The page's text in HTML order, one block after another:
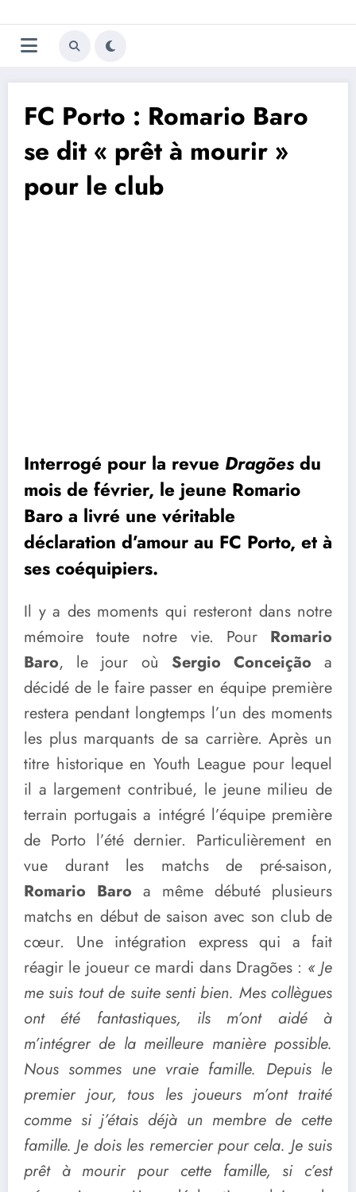
au
contenu
Trivela
L'actualité du football
FC Porto : Romario Baro
se dit « prêt à mourir »
pour le club
Interrogé pour la revue Dragões du
mois de février, le jeune Romario
Baro a livré une véritable
déclaration d’amour au FC Porto, et à
ses coéquipiers.
Il y a des moments qui resteront dans notre
mémoire toute notre vie. Pour Romario
Baro, le jour où Sergio Conceição a
décidé de le faire passer en équipe première
restera pendant longtemps l’un des moments
les plus marquants de sa carrière. Après un
titre historique en Youth League pour lequel
il a largement contribué, le jeune milieu de
terrain portugais a intégré l’équipe première
de Porto l’été dernier. Particulièrement en
vue durant les matchs de pré-saison,
Romario Baro a même débuté plusieurs
matchs en début de saison avec son club de
cœur. Une intégration express qui a fait
réagir le joueur ce mardi dans Dragões : « Je
me suis tout de suite senti bien. Mes collègues
ont été fantastiques, ils m’ont aidé à
m’intégrer de la meilleure manière possible.
Nous sommes une vraie famille. Depuis le
premier jour, tous les joueurs m’ont traité
comme si j’étais déjà un membre de cette
famille. Je dois les remercier pour cela. Je suis
prêt à mourir pour cette famille, si c’est